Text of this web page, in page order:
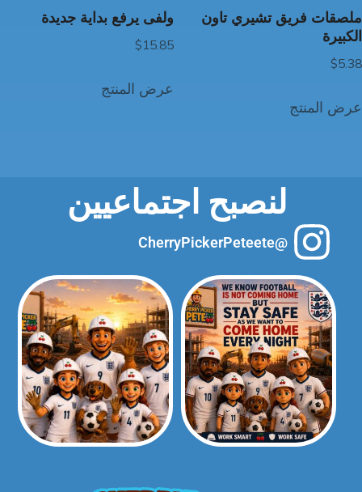
ملصقات فريق تشيري تاون
الكبيرة
$5.38
عرض المنتج
ولفى يرفع بداية جديدة
$15.85
عرض المنتج
لنصبح اجتماعيين
@CherryPickerPeteete